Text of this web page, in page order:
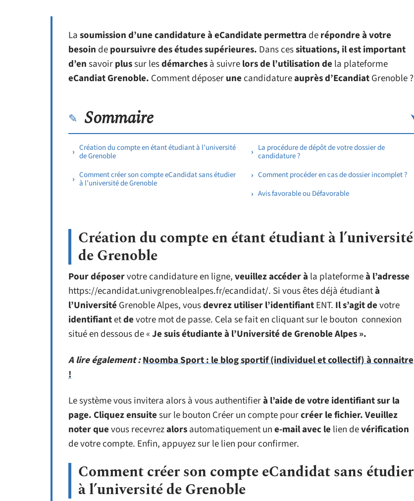
Lasoumission d’une candidature à eCandidate permettra derépondre à votre
besoin depoursuivre des études supérieures. Dans cessituations, il est important
d’ensavoirplussur lesdémarchesà suivrelors de l’utilisation de la plateforme
eCandiat Grenoble. Comment déposerune candidatureauprès d’EcandiatGrenoble ?
Sommaire
Création du compte en étant étudiant à l’université
de Grenoble
Comment créer son compte eCandidat sans étudier
à l’université de Grenoble
La procédure de dépôt de votre dossier de
candidature ?
Comment procéder en cas de dossier incomplet ?
Avis favorable ou Défavorable
Création du compte en étant étudiant à l’université
de Grenoble
Pour déposervotre candidature en ligne,veuillez accéder à la plateformeà l’adresse
https://ecandidat.univgrenoblealpes.fr/ecandidat/. Si vous êtes déjà étudiantà
l’Université Grenoble Alpes, vousdevrez utiliser l’identifiantENT. Il s’agit devotre
identifiantetdevotre mot de passe. Cela se fait en cliquant sur le bouton connexion
situé en dessous de «Je suis étudiante à l’Université de Grenoble Alpes ».
A lire également :Noomba Sport : le blog sportif (individuel et collectif) à connaitre
!
Le système vous invitera alors à vous authentifierà l’aide de votre identifiant sur la
page. Cliquez ensuitesur le bouton Créer un compte pourcréer le fichier.Veuillez
noter quevous recevrezalorsautomatiquement une-mail avec le lien devérification
de votre compte. Enfin, appuyez sur le lien pour confirmer.
Comment créer son compte eCandidat sans étudier
à l’université de Grenoble